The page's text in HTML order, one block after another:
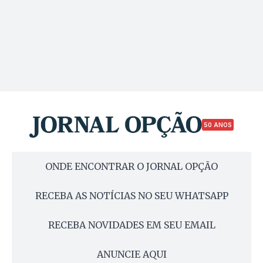
50 ANOS
ONDE ENCONTRAR O JORNAL OPÇÃO
RECEBA AS NOTÍCIAS NO SEU WHATSAPP
RECEBA NOVIDADES EM SEU EMAIL
ANUNCIE AQUI